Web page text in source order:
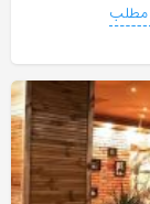
مطلب